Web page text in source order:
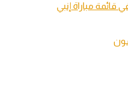
مباراة إنبي